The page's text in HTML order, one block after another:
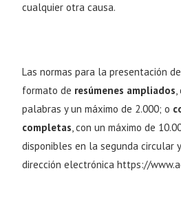
cualquier otra causa.
Las normas para la presentación
formato de resúmenes ampliados,
palabras y un máximo de 2.000; o
completas, con un máximo de
disponibles en la segunda circular
dirección electrónica https://